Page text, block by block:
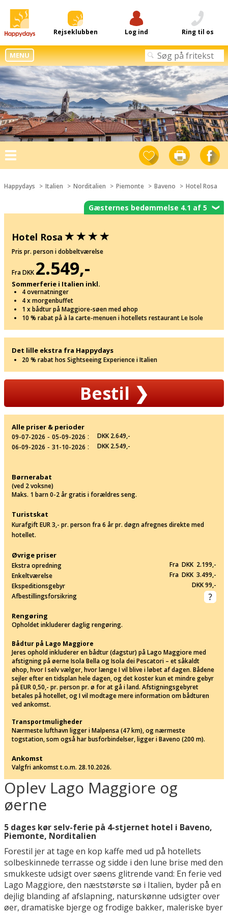
Rejseklubben Log ind Ring til os
MENU
Toggle
navigation
Happydays Italien Norditalien Piemonte Baveno Hotel Rosa
Oplev Lago Maggiore og
øerne
5 dages kør selv-ferie på 4-stjernet hotel i Baveno,
Piemonte, Norditalien
Forestil jer at tage en kop kaffe med ud på hotellets
solbeskinnede terrasse og sidde i den lune brise med den
smukkeste udsigt over søens glitrende vand: En ferie ved
Lago Maggiore, den næststørste sø i Italien, byder på en
dejlig blanding af afslapning, naturskønne udsigter over
øer, dramatiske bjerge og frodige bakker, maleriske byer
Gæsternes bedømmelse 4.1 af 5❯
Hotel Rosa
Pris pr. person i dobbeltværelse
Fra DKK 2.549,-
Sommerferie i Italien inkl.
4 overnatninger
4 x morgenbuffet
1 x bådtur på Maggiore-søen med øhop
10 % rabat på à la carte-menuen i hotellets restaurant Le Isole
Det lille ekstra fra Happydays
20 % rabat hos Sightseeing Experience i Italien
Bestil❯
Alle priser & perioder
09-07-2026 ‐ 05-09-2026 :
DKK 2.649,-
06-09-2026 ‐ 31-10-2026 : DKK 2.549,-
Børnerabat
(ved 2 voksne)
Maks. 1 barn 0-2 år gratis i forældres seng.
Turistskat
Kurafgift EUR 3,- pr. person fra 6 år pr. døgn afregnes direkte med
hotellet.
Øvrige priser
Ekstra opredning
Fra DKK 2.199,-
Enkeltværelse
Fra DKK 3.499,-
Ekspeditionsgebyr
DKK 99,-
Afbestillingsforsikring
Rengøring
Opholdet inkluderer daglig rengøring.
Bådtur på Lago Maggiore
Jeres ophold inkluderer en bådtur (dagstur) på Lago Maggiore med
afstigning på øerne Isola Bella og Isola dei Pescatori – et såkaldt
øhop, hvor I selv vælger, hvor længe I vil blive i løbet af dagen. Bådene
sejler efter en tidsplan hele dagen, og det koster kun et mindre gebyr
på EUR 0,50,- pr. person pr. ø for at gå i land. Afstigningsgebyret
betales på hotellet, og I vil modtage mere information om bådturen
ved ankomst.
Transportmuligheder
Nærmeste lufthavn ligger i Malpensa (47 km), og nærmeste
togstation, som også har busforbindelser, ligger i Baveno (200 m).
Ankomst
Valgfri ankomst t.o.m. 28.10.2026.